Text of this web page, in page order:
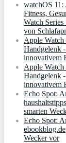
watchOS 11:
Fitness,
Watch
von
Apple Watch
Handgelenk
innovativem
Apple Watch
Handgelenk
innovativem
Echo Spot:
smarten
Echo Spot:
ebookblog.de
Wecker vor